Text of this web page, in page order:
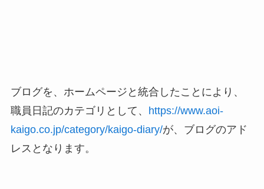
ブログを、ホームページと統合したことにより、
職員日記のカテゴリとして、
https://www.aoi-
kaigo.co.jp/category/kaigo-diary/が、ブログのアド
レスとなります。